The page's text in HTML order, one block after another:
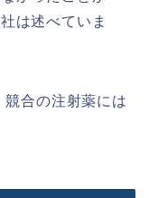
は述べていま
合の注射薬には